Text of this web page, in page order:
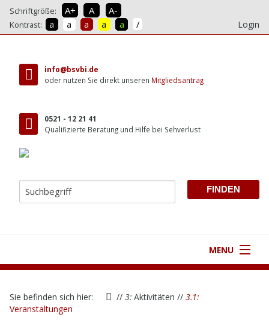
Schriftgröße: A+ A A-
Kontrast: a a a a a / Login
info@bsvbi.de
oder nutzen Sie direkt unseren Mitgliedsantrag
0521 - 12 21 41
Qualifizierte Beratung und Hilfe bei Sehverlust
zum
MENU
2
Verein
Sie befinden sich hier: //3:Aktivitäten //3.1:
Veranstaltungen